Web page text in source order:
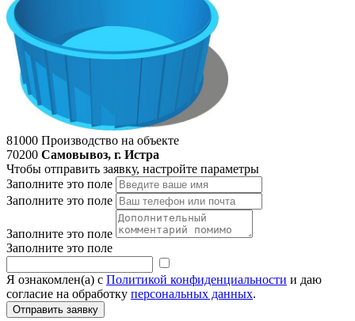
81000 Производство на объекте
70200 Самовывоз, г. Истра
Чтобы отправить заявку, настройте параметры
Заполните это поле
Заполните это поле
Заполните это поле
Заполните это поле
Я ознакомлен(а) с Политикой конфиденциальности и даю
согласие на обработку персональных данных.